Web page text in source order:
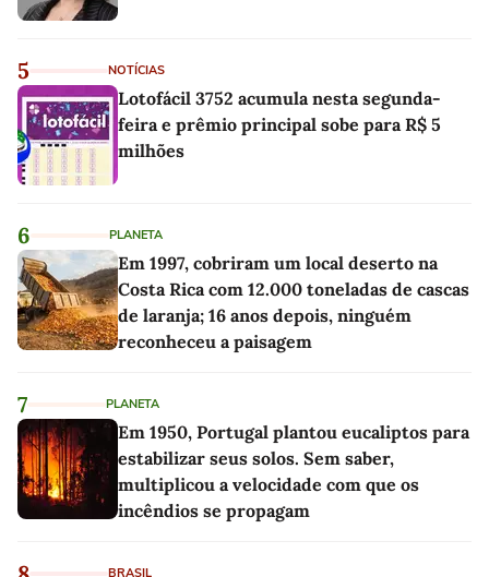
5 NOTÍCIAS
Lotofácil 3752 acumula nesta segunda-
feira e prêmio principal sobe para R$ 5
milhões
6 PLANETA
Em 1997, cobriram um local deserto na
Costa Rica com 12.000 toneladas de cascas
de laranja; 16 anos depois, ninguém
reconheceu a paisagem
7 PLANETA
Em 1950, Portugal plantou eucaliptos para
estabilizar seus solos. Sem saber,
multiplicou a velocidade com que os
incêndios se propagam
BRASIL